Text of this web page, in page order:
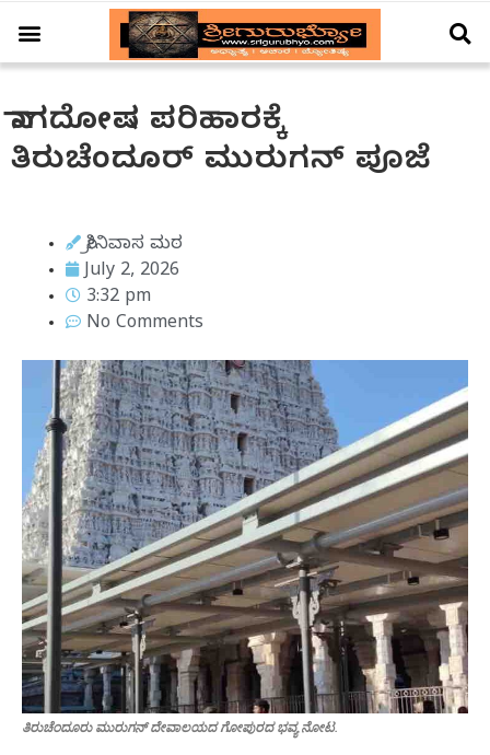
ನಾಗದೋಷ ಪರಿಹಾರಕ್ಕೆ
ತಿರುಚೆಂದೂರ್ ಮುರುಗನ್ ಪೂಜೆ
ಶ್ರೀನಿವಾಸ ಮಠ
July 2, 2026
3:32 pm
No Comments
ತಿರುಚೆಂದೂರು ಮುರುಗನ್ ದೇವಾಲಯದ ಗೋಪುರದ ಭವ್ಯ ನೋಟ.